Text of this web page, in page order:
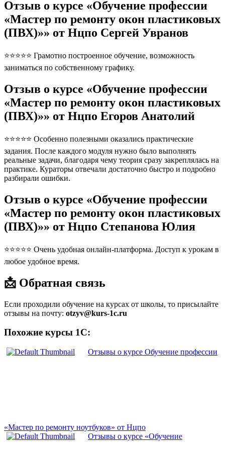
Отзыв о курсе «Обучение профессии
«Мастер по ремонту окон пластиковых
(ПВХ)»» от Нцпо Сергей Увранов
⭐⭐⭐⭐⭐ Грамотно построенное обучение, возможность
заниматься по собственному графику.
Отзыв о курсе «Обучение профессии
«Мастер по ремонту окон пластиковых
(ПВХ)»» от Нцпо Егоров Анатолий
⭐⭐⭐⭐⭐ Особенно полезными оказались практические
задания. После каждого модуля нужно было выполнять
реальные задачи, благодаря чему теория сразу закреплялась на
практике. Кураторы отвечали достаточно быстро и подробно
разбирали ошибки.
Отзыв о курсе «Обучение профессии
«Мастер по ремонту окон пластиковых
(ПВХ)»» от Нцпо Степанова Юлия
⭐⭐⭐⭐⭐ Очень удобная онлайн-платформа. Доступ к урокам в
любое удобное время.
📩 Обратная связь
Если проходили обучение на курсах от школы, то присылайте
отзывы на почту: otzyv@kurs-1c.ru
Похожие курсы 1С:
Отзывы о курсе Обучение профессии
«Мастер по ремонту ноутбуков» от Нцпо
Отзывы о курсе «Обучение